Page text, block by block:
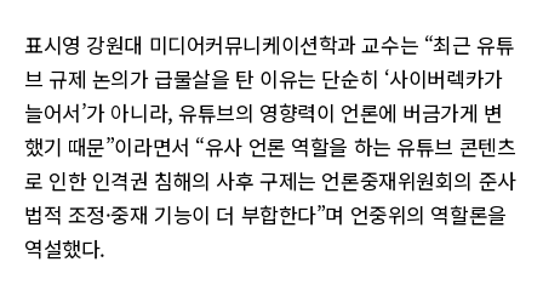
표시영 강원대 미디어커뮤니케이션학과 교수는 “최근 유튜
브 규제 논의가 급물살을 탄 이유는 단순히 ‘사이버렉카가
늘어서’가 아니라, 유튜브의 영향력이 언론에 버금가게 변
했기 때문”이라면서 “유사 언론 역할을 하는 유튜브 콘텐츠
로 인한 인격권 침해의 사후 구제는 언론중재위원회의 준사
법적 조정·중재 기능이 더 부합한다”며 언중위의 역할론을
역설했다.